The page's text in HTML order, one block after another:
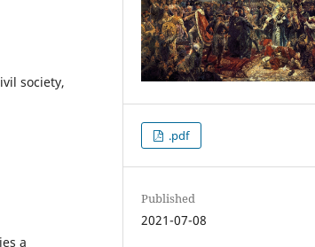
society,
a
.pdf
Published
2021-07-08